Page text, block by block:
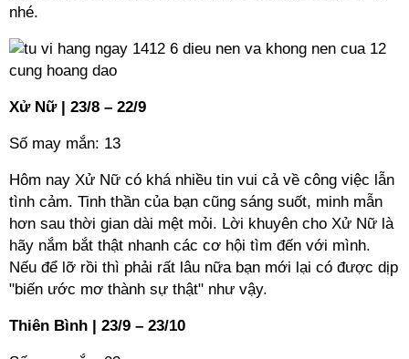
nhé.
Xử Nữ | 23/8 – 22/9
Số may mắn: 13
Hôm nay Xử Nữ có khá nhiều tin vui cả về công việc lẫn
tình cảm. Tinh thần của bạn cũng sáng suốt, minh mẫn
hơn sau thời gian dài mệt mỏi. Lời khuyên cho Xử Nữ là
hãy nắm bắt thật nhanh các cơ hội tìm đến với mình.
Nếu để lỡ rồi thì phải rất lâu nữa bạn mới lại có được dịp
"biến ước mơ thành sự thật" như vậy.
Thiên Bình | 23/9 – 23/10